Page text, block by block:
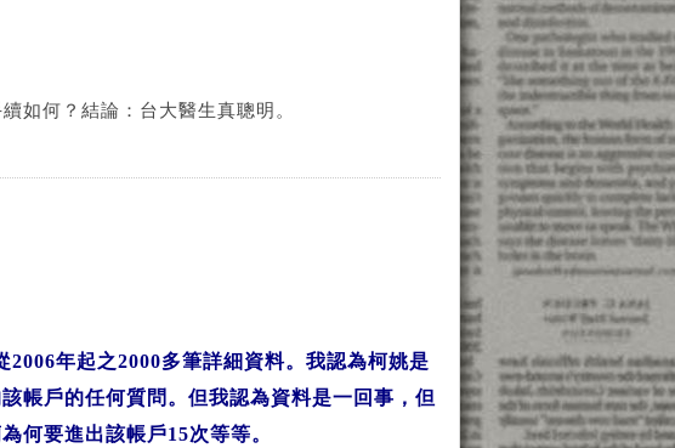
如何？結論：台大醫生真聰明。
年起之2000多筆詳細資料。我認為柯姚是
帳戶的任何質問。但我認為資料是一回事，但
何要進出該帳戶15次等等。